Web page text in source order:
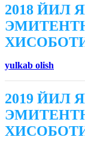
2018 ЙИЛ
yulkab olish
2019 ЙИЛ